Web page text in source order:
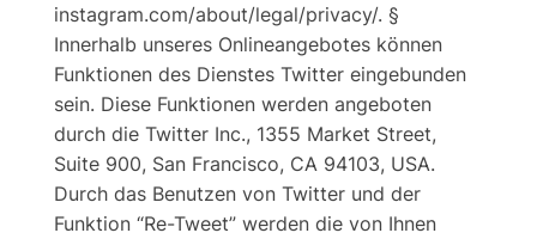
instagram.com/about/legal/privacy/. §
Innerhalb unseres Onlineangebotes können
Funktionen des Dienstes Twitter eingebunden
sein. Diese Funktionen werden angeboten
durch die Twitter Inc., 1355 Market Street,
Suite 900, San Francisco, CA 94103, USA.
Durch das Benutzen von Twitter und der
Funktion “Re-Tweet” werden die von Ihnen